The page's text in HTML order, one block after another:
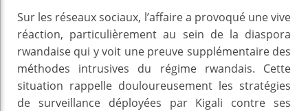
Sur les réseaux sociaux, l’affaire a provoqué une vive
réaction, particulièrement au sein de la diaspora
rwandaise qui y voit une preuve supplémentaire des
méthodes intrusives du régime rwandais. Cette
situation rappelle douloureusement les stratégies
de surveillance déployées par Kigali contre ses